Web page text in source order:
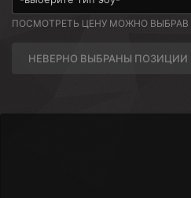
ПОСМОТРЕТЬ ЦЕНУ МОЖНО ВЫБРАВ
НЕВЕРНО ВЫБРАНЫ ПОЗИЦИИ